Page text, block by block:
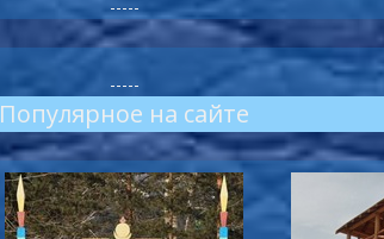
-----
-----
Популярное на сайте